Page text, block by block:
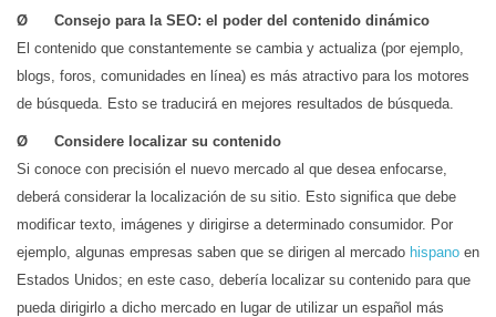
Ø Consejo para la SEO: el poder del contenido dinámico
El contenido que constantemente se cambia y actualiza (por ejemplo,
blogs, foros, comunidades en línea) es más atractivo para los motores
de búsqueda. Esto se traducirá en mejores resultados de búsqueda.
Ø Considere localizar su contenido
Si conoce con precisión el nuevo mercado al que desea enfocarse,
deberá considerar la localización de su sitio. Esto significa que debe
modificar texto, imágenes y dirigirse a determinado consumidor. Por
ejemplo, algunas empresas saben que se dirigen al mercado hispano en
Estados Unidos; en este caso, debería localizar su contenido para que
pueda dirigirlo a dicho mercado en lugar de utilizar un español más